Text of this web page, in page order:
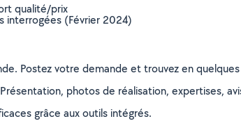
qualité/prix
interrogées (Février 2024)
Postez votre demande et trouvez en
photos de réalisation, expertises,
grâce aux outils intégrés.